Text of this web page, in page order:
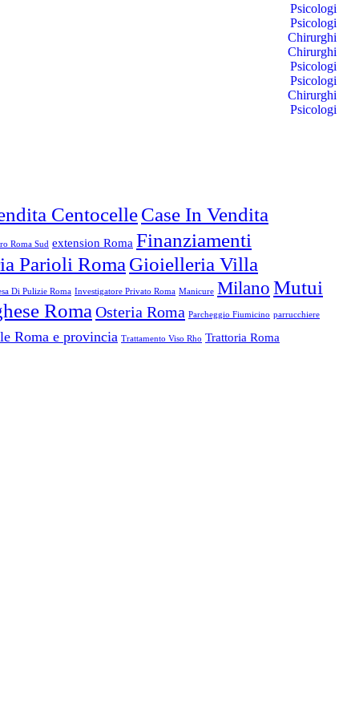
Psicologi
Psicologi
Chirurghi
Chirurghi
Psicologi
Psicologi
Chirurghi
Psicologi
CentocelleCase In Vendita
Roma Sud extension Roma Finanziamenti
Parioli Roma Gioielleria Villa
Di Pulizie Roma Investigatore Privato Roma Manicure Milano Mutui
Roma Osteria Roma Parcheggio Fiumicino parrucchiere
Roma e provincia Trattamento Viso Rho Trattoria Roma